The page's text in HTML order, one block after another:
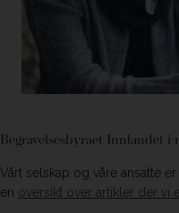
Begravelsesbyrået Innlandet i
Vårt selskap og våre ansatte
en oversikt over artikler der vi